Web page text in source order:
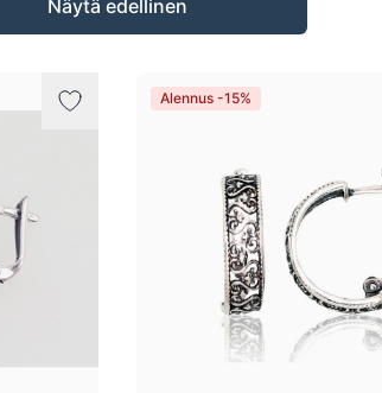
Näytä edellinen
Alennus -15%